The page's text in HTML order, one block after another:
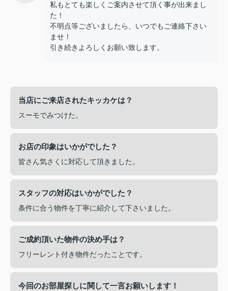
私もとても楽しくご案内させて頂く事が出来まし
た！
不明点等ございましたら、いつでもご連絡下さい
ませ！
引き続きよろしくお願い致します。
当店にご来店されたキッカケは？
スーモでみつけた。
お店の印象はいかがでした？
皆さん気さくに対応して頂きました。
スタッフの対応はいかがでした？
条件に合う物件を丁寧に紹介して下さいました。
ご成約頂いた物件の決め手は？
フリーレント付き物件だったことです。
今回のお部屋探しに関して一言お願いします！